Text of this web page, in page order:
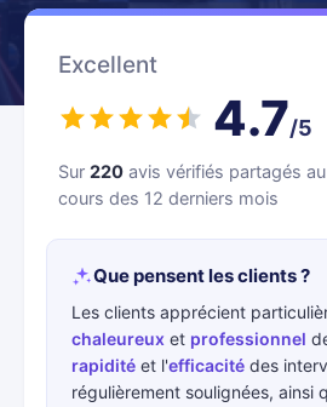
Excellent
4.7/5
Sur 220 avis vérifiés partagés au
cours des 12 derniers mois
Que pensent les clients ?
Les clients apprécient
chaleureux et professionnel
rapidité et l'efficacité des
régulièrement soulignées, ainsi